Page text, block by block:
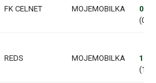
FK CELNET MOJEMOBILKA
0:8
(0:1,
REDS MOJEMOBILKA
1:6
(1:3,